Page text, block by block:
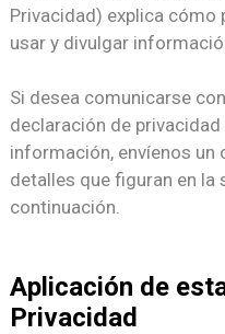
Privacidad) explica cómo
usar y divulgar
Si desea comunicarse
declaración de
información, envíenos
detalles que figuran en
continuación.
Aplicación de
Privacidad